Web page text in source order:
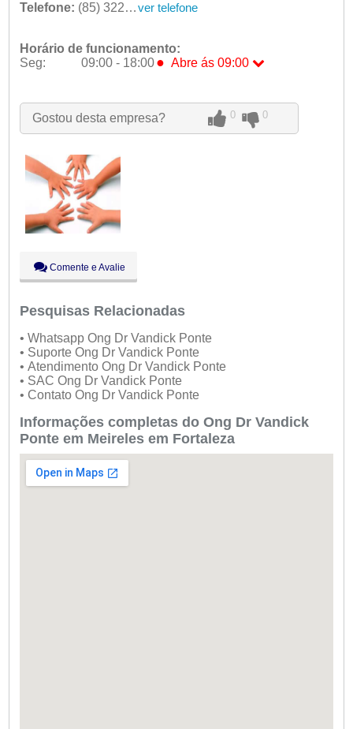
Telefone: (85) 3224-1332 ver telefone
Horário de funcionamento:
Seg:
09:00 - 18:00 ● Abre ás 09:00
Qua:
09:00 - 18:00
Qui:
09:00 - 18:00
Sáb:
Fechado
Dom:
Fechado
Gostou desta empresa? 0 0
Comente e Avalie
Pesquisas Relacionadas
• Whatsapp Ong Dr Vandick Ponte
• Suporte Ong Dr Vandick Ponte
• Atendimento Ong Dr Vandick Ponte
• SAC Ong Dr Vandick Ponte
• Contato Ong Dr Vandick Ponte
Informações completas do Ong Dr Vandick
Ponte em Meireles em Fortaleza